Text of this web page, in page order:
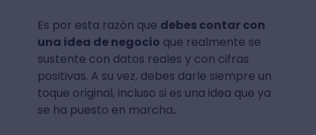
Es por esta razón que debes contar con
una idea de negocio que realmente se
sustente con datos reales y con cifras
positivas. A su vez, debes darle siempre un
toque original, incluso si es una idea que ya
se ha puesto en marcha.